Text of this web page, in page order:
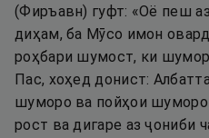
(Фиръавн) гуфт: «Оё пеш
диҳам, ба Мӯсо имон
роҳбари шумост, ки
Пас, хоҳед донист:
шуморо ва пойҳои шуморо
рост ва дигаре аз ҷониби